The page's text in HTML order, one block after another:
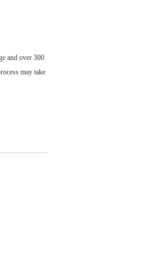
and over 300
may take